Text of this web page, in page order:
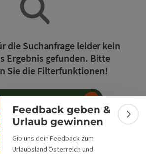
Feedback geben &
Urlaub gewinnen
Gib uns dein Feedback zum
Urlaubsland Österreich und
die Suchanfrage leider kein
Ergebnis gefunden. Bitte
Sie die Filterfunktionen!
Filter zurücksetzen